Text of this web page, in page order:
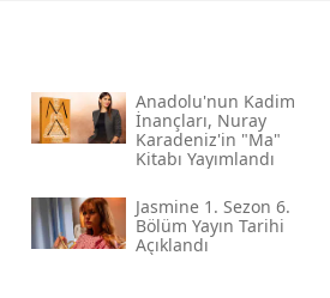
Anadolu'nun Kadim
İnançları, Nuray
Karadeniz'in "ma"
Kitabı Yayımlandı
Jasmine 1. Sezon 6.
Bölüm Yayın Tarihi
Açıklandı